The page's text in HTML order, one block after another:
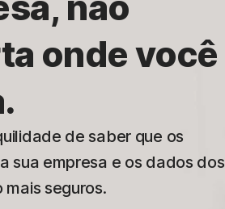
onde você
de saber que os
sua empresa e os dados dos
seguros.